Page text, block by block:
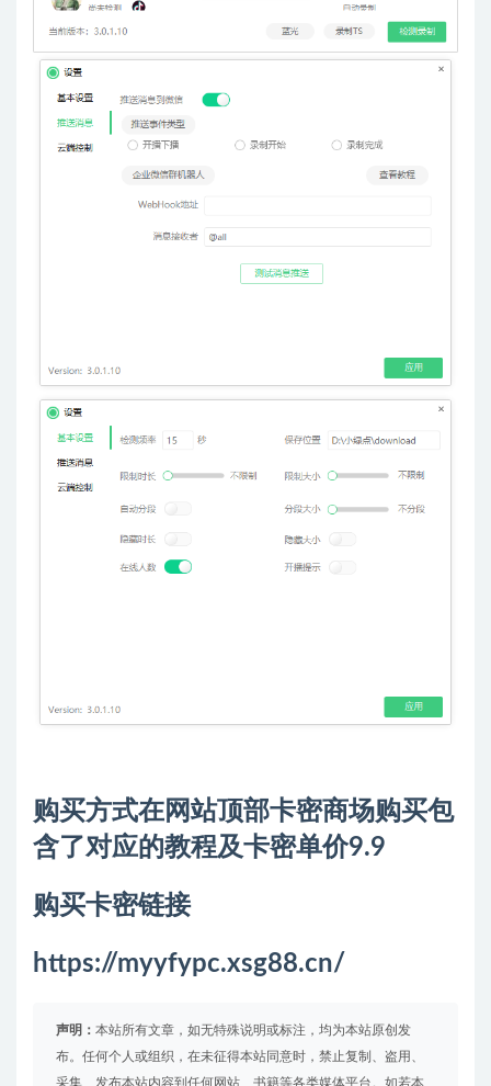
购买方式在网站顶部卡密商场购买包
含了对应的教程及卡密单价9.9
购买卡密链接
https://myyfypc.xsg88.cn/
声明： 本站所有文章，如无特殊说明或标注，均为本站原创发
布。任何个人或组织，在未征得本站同意时，禁止复制、盗用、
采集、发布本站内容到任何网站、书籍等各类媒体平台。如若本